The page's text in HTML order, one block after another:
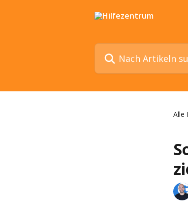
Nach Artikeln suchen …
Alle